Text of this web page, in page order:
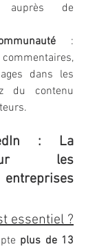
auprès de
:
dans les
du contenu
: La
les
essentiel ?
plus de 13